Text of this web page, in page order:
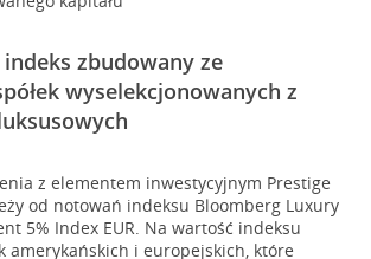
zbudowany ze
wyselekcjonowanych z
z elementem inwestycyjnym Prestige
od notowań indeksu Bloomberg Luxury
5% Index EUR. Na wartość indeksu
amerykańskich i europejskich, które